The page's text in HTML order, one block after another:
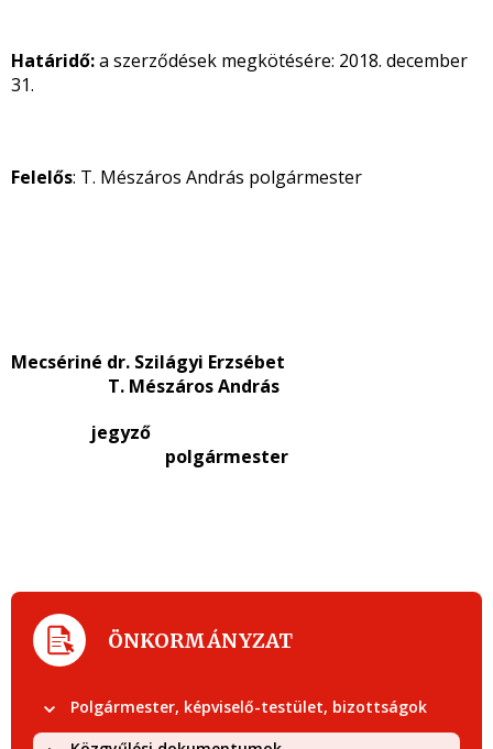
Határidő:a szerződések megkötésére: 2018. december
31.
Felelős: T. Mészáros András polgármester
Mecsériné dr. Szilágyi Erzsébet
T. Mészáros András
jegyző
polgármester
ÖNKORMÁNYZAT
Polgármester, képviselő-testület, bizottságok